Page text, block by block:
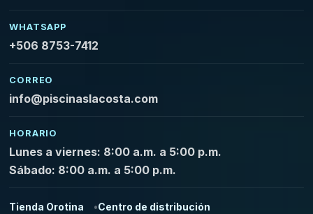
WHATSAPP
+506 8753-7412
CORREO
info@piscinaslacosta.com
HORARIO
Lunes a viernes: 8:00 a.m. a 5:00 p.m.
Sábado: 8:00 a.m. a 5:00 p.m.
Tienda Orotina Centro de distribución